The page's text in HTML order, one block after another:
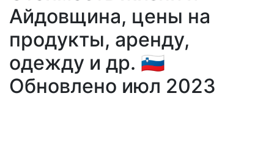
Айдовщина, цены на
продукты, аренду,
одежду и др. 🇸🇮
Обновлено июл 2023